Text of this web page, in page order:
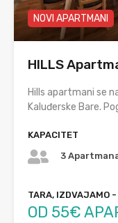
NOVI APARTMANI
HILLS
Hills apartmani se
Kaluđerske Bare.
KAPACITET
3
TARA, IZDVAJAMO
OD 55€